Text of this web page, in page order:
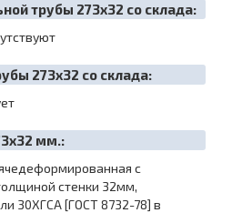
трубы 273х32 со склада:
273х32 со склада:
мм.:
с
стенки 32мм,
30ХГСА [ГОСТ 8732-78] в